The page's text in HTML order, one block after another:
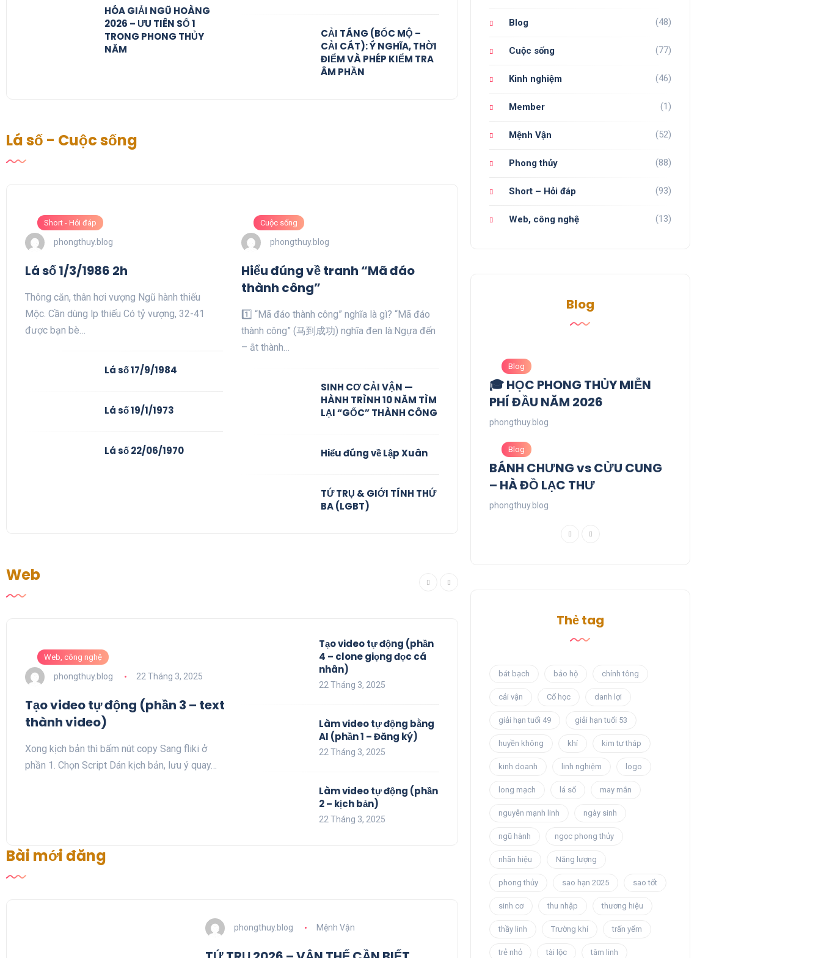
HÓA GIẢI NGŨ HOÀNG
2026 – ƯU TIÊN SỐ 1
TRONG PHONG THỦY
NĂM
CẢI TÁNG (BỐC MỘ –
CẢI CÁT): Ý NGHĨA, THỜI
ĐIỂM VÀ PHÉP KIỂM TRA
ÂM PHẦN
Lá số - Cuộc sống
Short - Hỏi đáp
phongthuy.blog
Lá số 1/3/1986 2h
Thông căn, thân hơi vượng Ngũ hành thiếu
Mộc. Cần dùng lp thiếu Có tỷ vượng, 32-41
được bạn bè…
Lá số 17/9/1984
Lá số 19/1/1973
Lá số 22/06/1970
Cuộc sống
phongthuy.blog
Hiểu đúng về tranh “Mã đáo
thành công”
1️⃣ “Mã đáo thành công” nghĩa là gì? “Mã đáo
thành công” (马到成功) nghĩa đen là:Ngựa đến
– ắt thành…
SINH CƠ CẢI VẬN —
HÀNH TRÌNH 10 NĂM TÌM
LẠI “GỐC” THÀNH CÔNG
Hiểu đúng về Lập Xuân
TỨ TRỤ & GIỚI TÍNH THỨ
BA (LGBT)
Web
Web, công nghệ
phongthuy.blog 22 Tháng 3, 2025
Tạo video tự động (phần 3 – text
thành video)
Xong kịch bản thì bấm nút copy Sang fliki ở
phần 1. Chọn Script Dán kịch bản, lưu ý quay…
Tạo video tự động (phần
4 – clone giọng đọc cá
nhân)
22 Tháng 3, 2025
Làm video tự động bằng
AI (phần 1 – Đăng ký)
22 Tháng 3, 2025
Làm video tự động (phần
2 – kịch bản)
22 Tháng 3, 2025
Bài mới đăng
phongthuy.blog Mệnh Vận
Blog (48)
Cuộc sống (77)
Kinh nghiệm (46)
Member (1)
Mệnh Vận (52)
Phong thủy (88)
Short – Hỏi đáp (93)
Web, công nghệ (13)
Blog
Blog
🎓 HỌC PHONG THỦY MIỄN
PHÍ ĐẦU NĂM 2026
phongthuy.blog
Blog
BÁNH CHƯNG vs CỬU CUNG
– HÀ ĐỒ LẠC THƯ
phongthuy.blog
Thẻ tag
bát bạch bảo hộ chính tông
cải vận Cổ học danh lợi
giải hạn tuổi 49 giải hạn tuổi 53
huyền không khí kim tự tháp
kinh doanh linh nghiệm logo
long mạch lá số may mắn
nguyễn mạnh linh ngày sinh
ngũ hành ngọc phong thủy
nhãn hiệu Năng lượng
phong thủy sao hạn 2025 sao tốt
sinh cơ thu nhập thương hiệu
thầy linh Trường khí trấn yểm
trẻ nhỏ tài lộc tâm linh